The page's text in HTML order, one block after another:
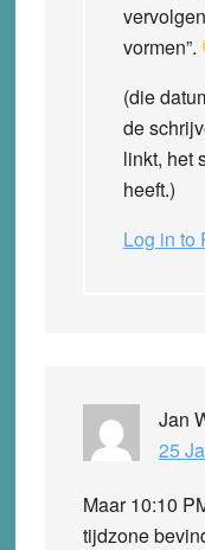
vormen”.
(die
de
linkt, het
heeft.)
Log in to
Jan
25
Maar 10:10
tijdzone